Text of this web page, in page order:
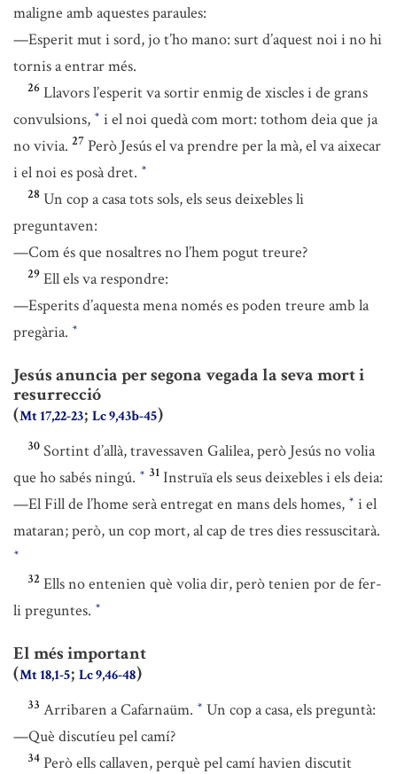
maligne amb aquestes paraules:
—Esperit mut i sord, jo t’ho mano: surt d’aquest noi i no hi
tornis a entrar més.
26 Llavors l’esperit va sortir enmig de xiscles i de grans
convulsions, * i el noi quedà com mort: tothom deia que ja
no vivia. 27 Però Jesús el va prendre per la mà, el va aixecar
i el noi es posà dret. *
28 Un cop a casa tots sols, els seus deixebles li
preguntaven:
—Com és que nosaltres no l’hem pogut treure?
29 Ell els va respondre:
—Esperits d’aquesta mena només es poden treure amb la
pregària. *
Jesús anuncia per segona vegada la seva mort i
resurrecció
(Mt 17,22-23; Lc 9,43b-45)
30 Sortint d’allà, travessaven Galilea, però Jesús no volia
que ho sabés ningú. * 31 Instruïa els seus deixebles i els deia:
—El Fill de l’home serà entregat en mans dels homes, * i el
mataran; però, un cop mort, al cap de tres dies ressuscitarà.
*
32 Ells no entenien què volia dir, però tenien por de fer-
li preguntes. *
El més important
(Mt 18,1-5; Lc 9,46-48)
33 Arribaren a Cafarnaüm. * Un cop a casa, els preguntà:
—Què discutíeu pel camí?
34 Però ells callaven, perquè pel camí havien discutit